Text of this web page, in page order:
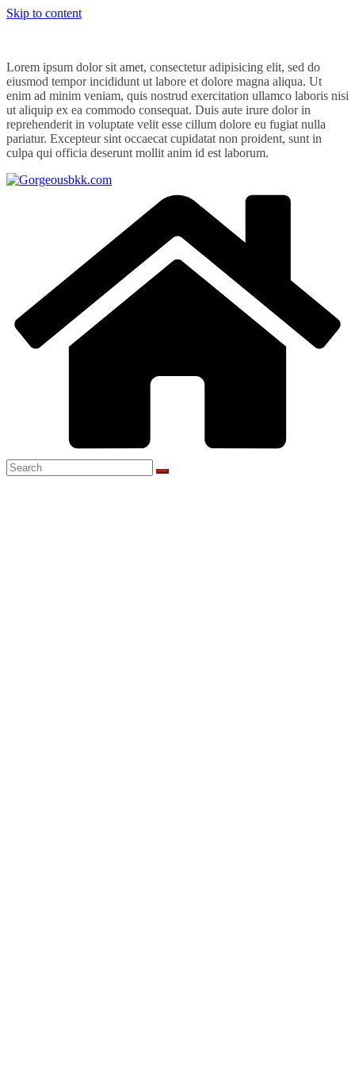
Skip to content
Lorem ipsum dolor sit amet, consectetur adipisicing elit, sed do
eiusmod tempor incididunt ut labore et dolore magna aliqua. Ut
enim ad minim veniam, quis nostrud exercitation ullamco laboris nisi
ut aliquip ex ea commodo consequat. Duis aute irure dolor in
reprehenderit in voluptate velit esse cillum dolore eu fugiat nulla
pariatur. Excepteur sint occaecat cupidatat non proident, sunt in
culpa qui officia deserunt mollit anim id est laborum.